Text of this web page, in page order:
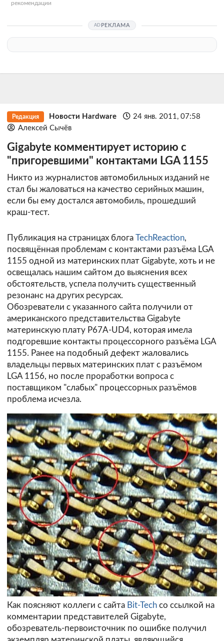
рекомендации
РЕКЛАМА
Редакция Новости Hardware
24 янв. 2011, 07:58
Алексей Сычёв
Gigabyte комментирует историю с
"пригоревшими" контактами LGA 1155
Никто из журналистов автомобильных изданий не
стал бы жаловаться на качество серийных машин,
если бы ему достался автомобиль, прошедший
краш-тест.
Публикация на страницах блога TechReaction,
посвящённая проблемам с контактами разъёма LGA
1155 одной из материнских плат Gigabyte, хоть и не
освещалась нашим сайтом до выяснения всех
обстоятельств, успела получить существенный
резонанс на других ресурсах.
Обозреватели с указанного сайта получили от
американского представительства Gigabyte
материнскую плату P67A-UD4, которая имела
подгоревшие контакты процессорного разъёма LGA
1155. Ранее на подобный дефект жаловались
владельцы первых материнских плат с разъёмом
LGA 1156, но после проработки вопроса с
поставщиком "слабых" процессорных разъёмов
проблема исчезла.
Как поясняют коллеги с сайта Bit-Tech со ссылкой на
комментарии представителей Gigabyte,
обозреватель-первоисточник по ошибке получил